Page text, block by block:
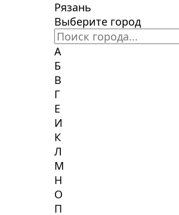
Рязань
Выберите город
А
Б
В
Г
Е
И
К
Л
М
Н
О
П